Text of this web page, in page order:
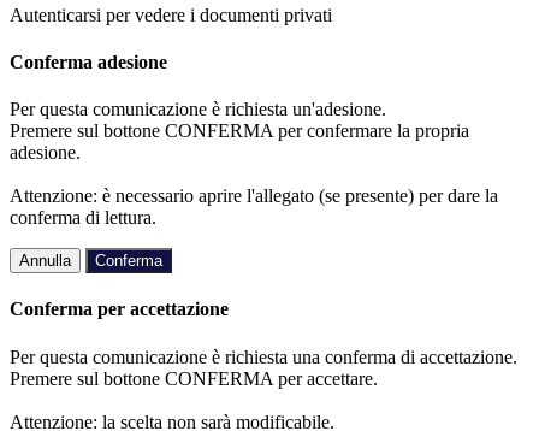
Autenticarsi per vedere i documenti privati
Conferma adesione
Per questa comunicazione è richiesta un'adesione.
Premere sul bottone CONFERMA per confermare la propria
adesione.
Attenzione: è necessario aprire l'allegato (se presente) per dare la
conferma di lettura.
Annulla Conferma
Conferma per accettazione
Per questa comunicazione è richiesta una conferma di accettazione.
Premere sul bottone CONFERMA per accettare.
Attenzione: la scelta non sarà modificabile.